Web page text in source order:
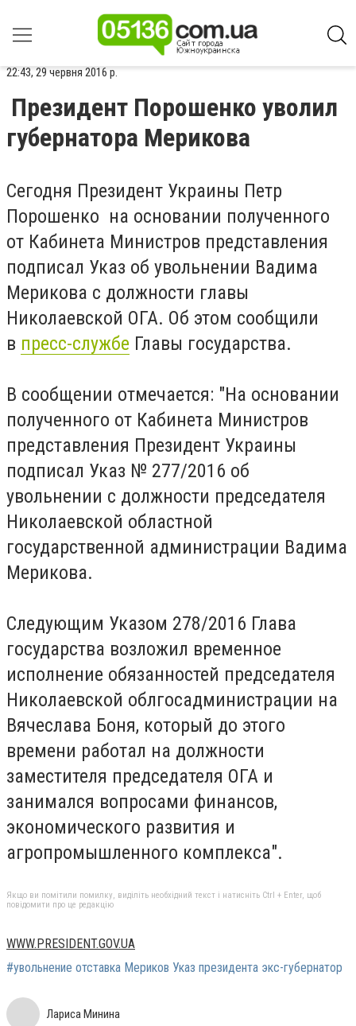
22:43, 29 червня 2016 р.
Президент Порошенко уволил
губернатора Мерикова
Сегодня Президент Украины Петр
Порошенко на основании полученного
от Кабинета Министров представления
подписал Указ об увольнении Вадима
Мерикова с должности главы
Николаевской ОГА. Об этом сообщили
в пресс-службе Главы государства.
В сообщении отмечается: "На основании
полученного от Кабинета Министров
представления Президент Украины
подписал Указ № 277/2016 об
увольнении с должности председателя
Николаевской областной
государственной администрации Вадима
Мерикова.
Следующим Указом 278/2016 Глава
государства возложил временное
исполнение обязанностей председателя
Николаевской облгосадминистрации на
Вячеслава Боня, который до этого
времени работал на должности
заместителя председателя ОГА и
занимался вопросами финансов,
экономического развития и
агропромышленного комплекса".
Якщо ви помітили помилку, виділіть необхідний текст і натисніть Ctrl + Enter, щоб
повідомити про це редакцію
WWW.PRESIDENT.GOV.UA
#увольнение отставка Мериков Указ президента экс-губернатор
Лариса Минина